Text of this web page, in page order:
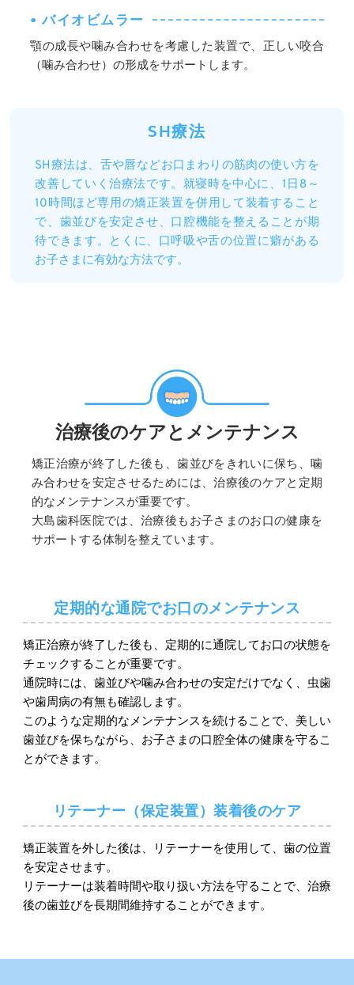
• バイオビムラー
顎の成長や噛み合わせを考慮した装置で、正しい咬合
（噛み合わせ）の形成をサポートします。
SH療法
SH療法は、舌や唇などお口まわりの筋肉の使い方を
改善していく治療法です。就寝時を中心に、1日8～
10時間ほど専用の矯正装置を併用して装着すること
で、歯並びを安定させ、口腔機能を整えることが期
待できます。とくに、口呼吸や舌の位置に癖がある
お子さまに有効な方法です。
治療後のケアとメンテナンス
矯正治療が終了した後も、歯並びをきれいに保ち、噛
み合わせを安定させるためには、治療後のケアと定期
的なメンテナンスが重要です。
大島歯科医院では、治療後もお子さまのお口の健康を
サポートする体制を整えています。
リテーナー（保定装置）装着後のケア
矯正装置を外した後は、リテーナーを使用して、歯の位置
を安定させます。
リテーナーは装着時間や取り扱い方法を守ることで、治療
後の歯並びを長期間維持することができます。
定期的な通院でお口のメンテナンス
矯正治療が終了した後も、定期的に通院してお口の状態を
チェックすることが重要です。
通院時には、歯並びや噛み合わせの安定だけでなく、虫歯
や歯周病の有無も確認します。
このような定期的なメンテナンスを続けることで、美しい
歯並びを保ちながら、お子さまの口腔全体の健康を守るこ
とができます。